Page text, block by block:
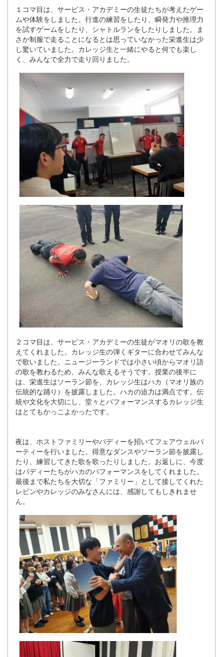
１コマ目は、サービス・アカデミーの生徒たちが考えたゲー
ムや体験をしました。行進の練習をしたり、瞬発力や推理力
を試すゲームをしたり、シャトルランをしたりしました。ま
さか制服で走ることになるとは思っていなかった栄進生は少
し驚いていました。カレッジ生と一緒にやると何でも楽し
く、みんなで全力で走り回りました。
２コマ目は、サービス・アカデミーの生徒がマオリの歌を教
えてくれました。カレッジ生の弾くギターに合わせてみんな
で歌いました。ニュージーランドでは小さい頃からマオリ語
の歌を教わるため、みんな歌えるそうです。授業の後半に
は、栄進生はソーラン節を、カレッジ生はハカ（マオリ族の
伝統的な踊り）を披露しました。ハカの迫力は満点です。伝
統や文化を大切にし、堂々とパフォーマンスするカレッジ生
はとてもかっこよかったです。
夜は、ホストファミリーやバディーを招いてフェアウェルパ
ーティーを行いました。得意なダンスやソーラン節を披露し
たり、練習してきた歌を歌ったりしました。お返しに、今度
はバディーたちがハカのパフォーマンスをしてくれました。
最後まで私たちを大切な「ファミリー」として接してくれた
レビンやカレッジのみなさんには、感謝してもしきれませ
ん。